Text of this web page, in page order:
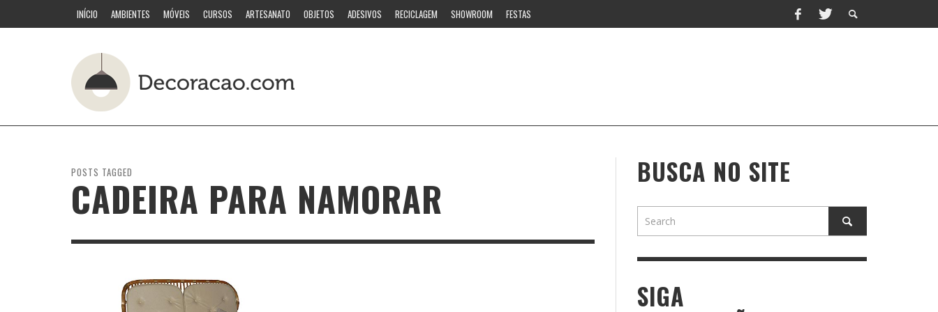
INÍCIO AMBIENTES MÓVEIS CURSOS ARTESANATO OBJETOS ADESIVOS RECICLAGEM SHOWROOM FESTAS
POSTS TAGGED
CADEIRA PARA NAMORAR
BUSCA NO SITE
SIGA